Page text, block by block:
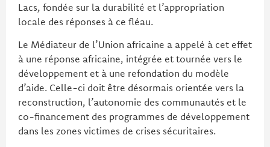
Lacs, fondée sur la durabilité et l’appropriation
locale des réponses à ce fléau.
Le Médiateur de l’Union africaine a appelé à cet effet
à une réponse africaine, intégrée et tournée vers le
développement et à une refondation du modèle
d’aide. Celle-ci doit être désormais orientée vers la
reconstruction, l’autonomie des communautés et le
co-financement des programmes de développement
dans les zones victimes de crises sécuritaires.